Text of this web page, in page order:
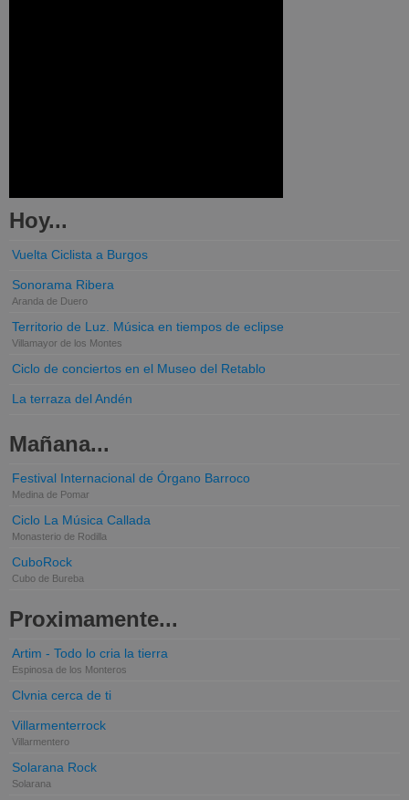
Hoy...
Vuelta Ciclista a Burgos
Sonorama Ribera
Aranda de Duero
Territorio de Luz. Música en tiempos de eclipse
Villamayor de los Montes
Ciclo de conciertos en el Museo del Retablo
La terraza del Andén
Mañana...
Festival Internacional de Órgano Barroco
Medina de Pomar
Ciclo La Música Callada
Monasterio de Rodilla
CuboRock
Cubo de Bureba
Proximamente...
Artim - Todo lo cria la tierra
Espinosa de los Monteros
Clvnia cerca de ti
Villarmenterrock
Villarmentero
Solarana Rock
Solarana